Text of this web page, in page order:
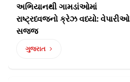
અભિયાનથી ગામડાંઓમાં
રાષ્ટ્રધ્વજનો ક્રેઝ વધ્યો: વેપારીઓ
સજ્જ
ગુજરાત